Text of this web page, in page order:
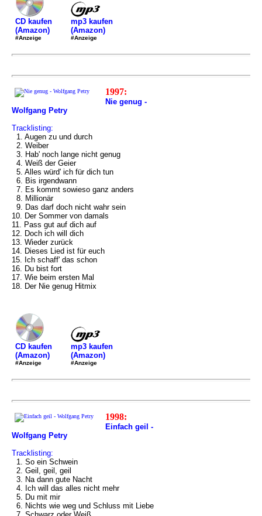
CD kaufen
(Amazon)
#Anzeige
mp3 kaufen
(Amazon)
#Anzeige
1997:
Nie genug -
Wolfgang Petry
Tracklisting:
1. Augen zu und durch
2. Weiber
3. Hab' noch lange nicht genug
4. Weiß der Geier
5. Alles würd' ich für dich tun
6. Bis irgendwann
7. Es kommt sowieso ganz anders
8. Millionär
9. Das darf doch nicht wahr sein
10. Der Sommer von damals
11. Pass gut auf dich auf
12. Doch ich will dich
13. Wieder zurück
14. Dieses Lied ist für euch
15. Ich schaff' das schon
16. Du bist fort
17. Wie beim ersten Mal
18. Der Nie genug Hitmix
CD kaufen
(Amazon)
#Anzeige
mp3 kaufen
(Amazon)
#Anzeige
1998:
Einfach geil -
Wolfgang Petry
Tracklisting:
1. So ein Schwein
2. Geil, geil, geil
3. Na dann gute Nacht
4. Ich will das alles nicht mehr
5. Du mit mir
6. Nichts wie weg und Schluss mit Liebe